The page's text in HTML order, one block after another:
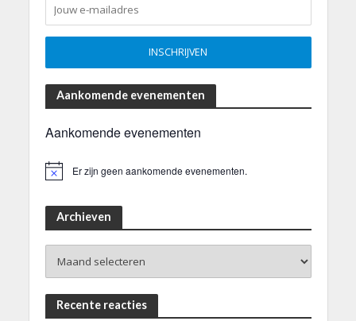
Aankomende evenementen
Aankomende evenementen
Er zijn geen aankomende evenementen.
Archieven
Recente reacties